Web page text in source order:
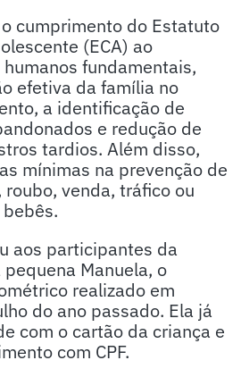
cumprimento do Estatuto
(ECA) ao
fundamentais,
efetiva da família no
a identificação de
e redução de
tardios. Além disso,
mínimas na prevenção de
venda, tráfico ou
aos participantes da
Manuela, o
realizado em
do ano passado. Ela já
com o cartão da criança e
com CPF.